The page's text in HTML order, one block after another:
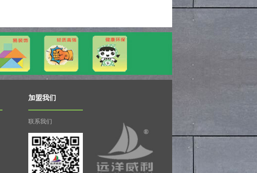
加盟我们
联系我们